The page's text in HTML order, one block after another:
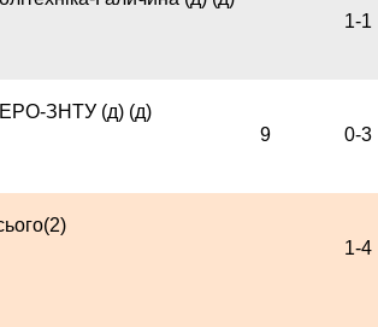
1-1
ЗНТУ (д) (д)
9
0-3
1-4